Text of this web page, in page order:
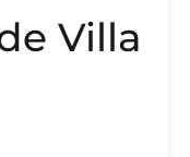
Villa